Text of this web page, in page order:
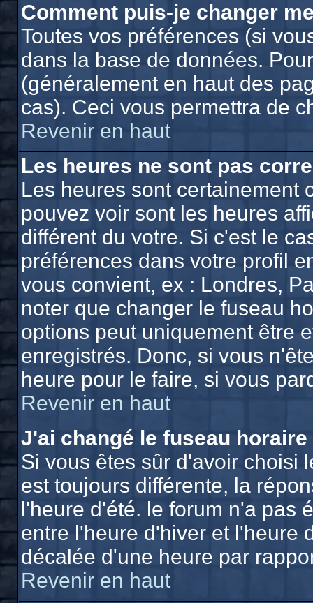
Comment puis-je changer
Toutes vos préférences (si
dans la base de données.
(généralement en haut des
cas). Ceci vous permettra de
Revenir en haut
Les heures ne sont pas
Les heures sont certainement
pouvez voir sont les heures
différent du votre. Si c'est le
préférences dans votre profil
vous convient, ex : Londres,
noter que changer le fuseau
options peut uniquement être
enregistrés. Donc, si vous
heure pour le faire, si vous
Revenir en haut
J'ai changé le fuseau
Si vous êtes sûr d'avoir choisi
est toujours différente, la
l'heure d'été. le forum n'a pas
entre l'heure d'hiver et l'heure
décalée d'une heure par
Revenir en haut